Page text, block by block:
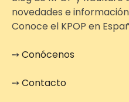
novedades e
Conoce el KPOP en
➙Conócenos
➙Contacto